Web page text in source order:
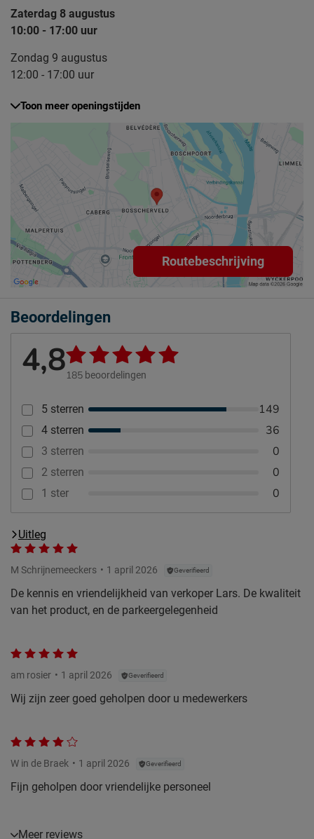
Zaterdag 8 augustus
10:00 - 17:00 uur
Zondag 9 augustus
12:00 - 17:00 uur
Toon meer openingstijden
Routebeschrijving
Beoordelingen
4,8185 beoordelingen
5 sterren 149
4 sterren 36
3 sterren 0
2 sterren 0
1 ster 0
Uitleg
M Schrijnemeeckers 1 april 2026 Geverifieerd
De kennis en vriendelijkheid van verkoper Lars. De kwaliteit
van het product, en de parkeergelegenheid
am rosier 1 april 2026 Geverifieerd
Wij zijn zeer goed geholpen door u medewerkers
W in de Braek 1 april 2026 Geverifieerd
Fijn geholpen door vriendelijke personeel
Meer reviews